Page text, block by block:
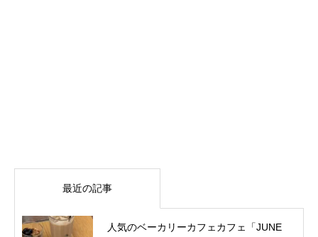
最近の記事
人気のベーカリーカフェカフェ「JUNE